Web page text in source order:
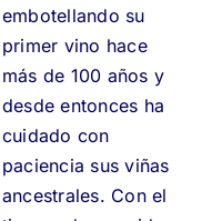
embotellando su
primer vino hace
más de 100 años y
desde entonces ha
cuidado con
paciencia sus viñas
ancestrales. Con el